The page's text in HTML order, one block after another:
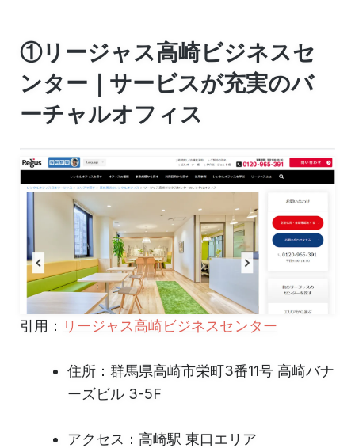
①リージャス高崎ビジネスセ
ンター｜サービスが充実のバ
ーチャルオフィス
引用： リージャス高崎ビジネスセンター
住所：群馬県高崎市栄町3番11号 高崎バナ
ーズビル 3-5F
アクセス：高崎駅 東口エリア